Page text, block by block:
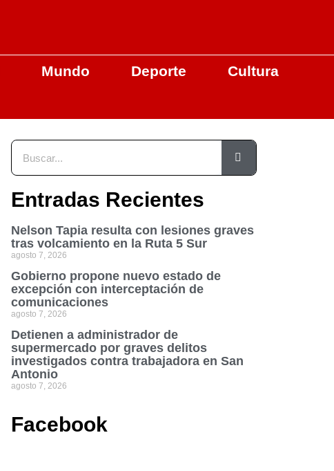
Mundo Deporte
Cultura
Entradas Recientes
Nelson Tapia resulta con lesiones graves
tras volcamiento en la Ruta 5 Sur
agosto 7, 2026
Gobierno propone nuevo estado de
excepción con interceptación de
comunicaciones
agosto 7, 2026
Detienen a administrador de
supermercado por graves delitos
investigados contra trabajadora en San
Antonio
agosto 7, 2026
Facebook